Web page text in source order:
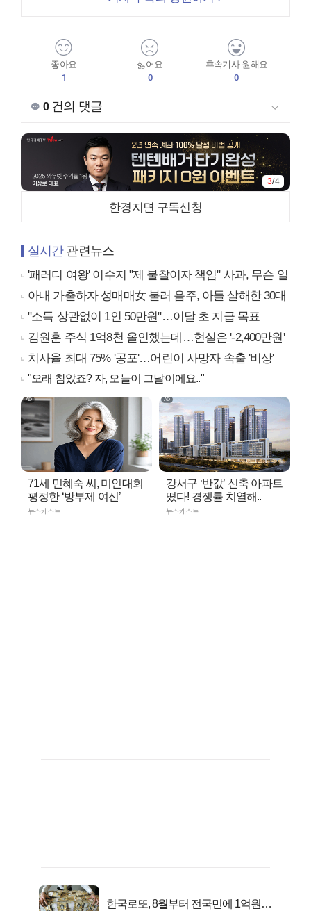
좋아요
1
싫어요
0
후속기사 원해요
0
0건의 댓글
3/4
한경지면 구독신청
실시간관련뉴스
'패러디 여왕' 이수지 "제 불찰이자 책임" 사과, 무슨 일
아내 가출하자 성매매女 불러 음주, 아들 살해한 30대
"소득 상관없이 1인 50만원"…이달 초 지급 목표
김원훈 주식 1억8천 올인했는데…현실은 '-2,400만원'
치사율 최대 75% '공포'…어린이 사망자 속출 '비상'
"오래 참았죠? 자, 오늘이 그날이에요.."
71세 민혜숙 씨, 미인대회
평정한 ‘방부제 여신’
뉴스캐스트
강서구 ‘반값’ 신축 아파트
떴다! 경쟁률 치열해..
뉴스캐스트
한국로또, 8월부터 전국민에 1억원씩